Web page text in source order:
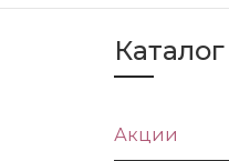
Каталог
Акции